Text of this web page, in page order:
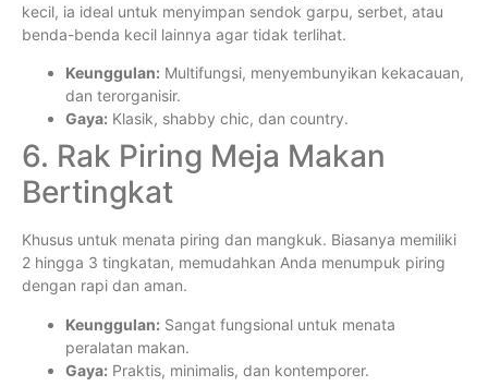
kecil, ia ideal untuk menyimpan sendok garpu, serbet, atau
benda-benda kecil lainnya agar tidak terlihat.
Keunggulan: Multifungsi, menyembunyikan kekacauan,
dan terorganisir.
Gaya: Klasik, shabby chic, dan country.
6. Rak Piring Meja Makan
Bertingkat
Khusus untuk menata piring dan mangkuk. Biasanya memiliki
2 hingga 3 tingkatan, memudahkan Anda menumpuk piring
dengan rapi dan aman.
Keunggulan: Sangat fungsional untuk menata
peralatan makan.
Gaya: Praktis, minimalis, dan kontemporer.